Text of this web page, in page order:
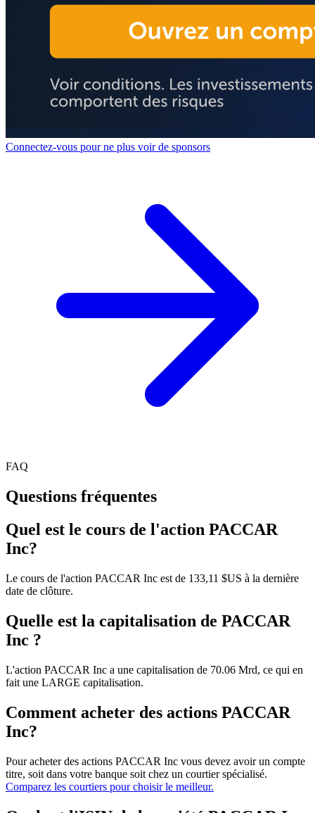
Connectez-vous pour ne plus voir de sponsors
FAQ
Questions fréquentes
Quel est le cours de l'action PACCAR
Inc?
Le cours de l'action PACCAR Inc est de 133,11 $US à la dernière
date de clôture.
Quelle est la capitalisation de PACCAR
Inc ?
L'action PACCAR Inc a une capitalisation de 70.06 Mrd, ce qui en
fait une LARGE capitalisation.
Comment acheter des actions PACCAR
Inc?
Pour acheter des actions PACCAR Inc vous devez avoir un compte
titre, soit dans votre banque soit chez un courtier spécialisé.
Comparez les courtiers pour choisir le meilleur.